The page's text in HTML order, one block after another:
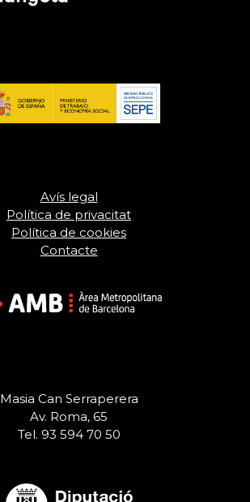
Avís legal
Política de privacitat
Política de cookies
Contacte
Masia Can Serraperera
Av. Roma, 65
Tel. 93 594 70 50